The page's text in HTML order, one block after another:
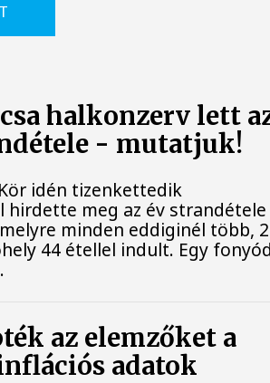
halkonzerv lett
- mutatjuk!
idén tizenkettedik
hirdette meg az év strandétele
minden eddiginél több,
44 étellel indult. Egy
az elemzőket a
adatok